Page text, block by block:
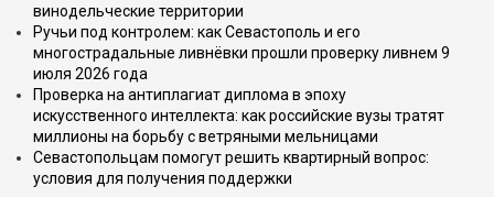
винодельческие территории
Ручьи под контролем: как Севастополь и его
многострадальные ливнёвки прошли проверку ливнем 9
июля 2026 года
Проверка на антиплагиат диплома в эпоху
искусственного интеллекта: как российские вузы тратят
миллионы на борьбу с ветряными мельницами
Севастопольцам помогут решить квартирный вопрос:
условия для получения поддержки